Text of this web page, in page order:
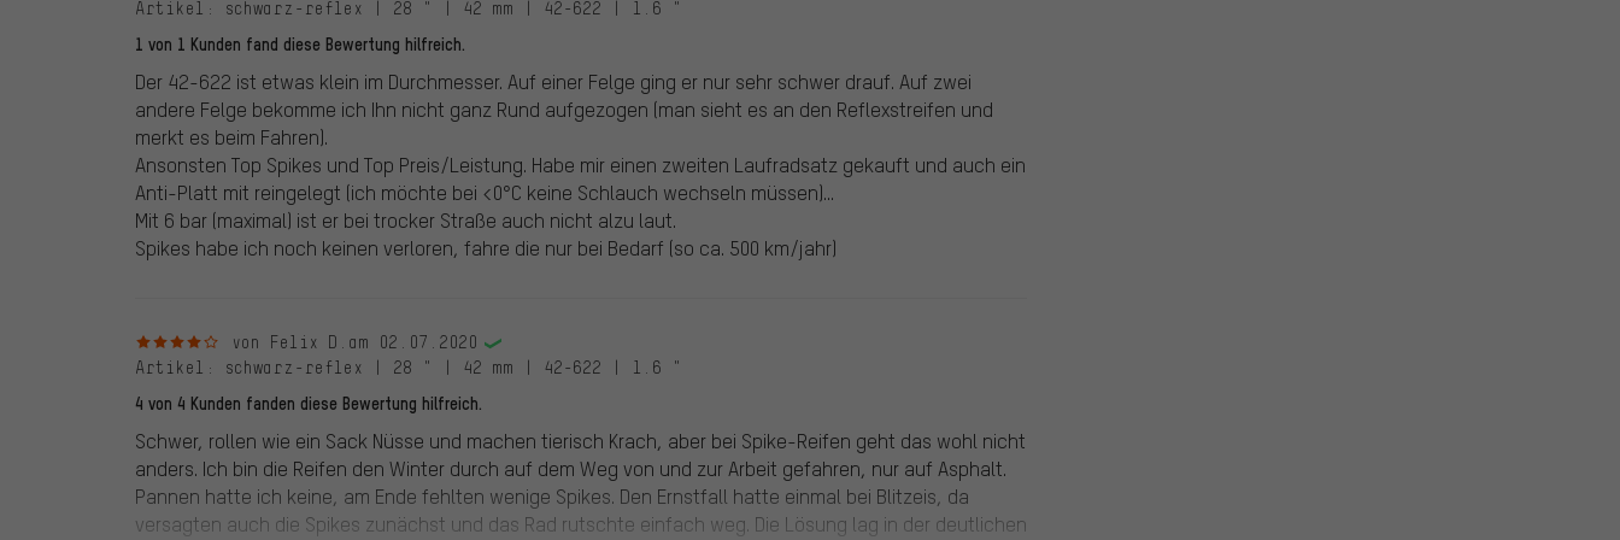
Artikel : schwarz-reflex | 28 " | 42 mm | 42-622 | 1.6 "
1 von 1 Kunden fand diese Bewertung hilfreich.
Der 42-622 ist etwas klein im Durchmesser. Auf einer Felge ging er nur sehr schwer drauf. Auf zwei
andere Felge bekomme ich Ihn nicht ganz Rund aufgezogen (man sieht es an den Reflexstreifen und
merkt es beim Fahren).
Ansonsten Top Spikes und Top Preis/Leistung. Habe mir einen zweiten Laufradsatz gekauft und auch ein
Anti-Platt mit reingelegt (ich möchte bei <0°C keine Schlauch wechseln müssen)...
Mit 6 bar (maximal) ist er bei trocker Straße auch nicht alzu laut.
Spikes habe ich noch keinen verloren, fahre die nur bei Bedarf (so ca. 500 km/jahr)
4 von 5 Sternenvon Felix D. am 02.07.2020
Artikel : schwarz-reflex | 28 " | 42 mm | 42-622 | 1.6 "
4 von 4 Kunden fanden diese Bewertung hilfreich.
Schwer, rollen wie ein Sack Nüsse und machen tierisch Krach, aber bei Spike-Reifen geht das wohl nicht
anders. Ich bin die Reifen den Winter durch auf dem Weg von und zur Arbeit gefahren, nur auf Asphalt.
Pannen hatte ich keine, am Ende fehlten wenige Spikes. Den Ernstfall hatte einmal bei Blitzeis, da
versagten auch die Spikes zunächst und das Rad rutschte einfach weg. Die Lösung lag in der deutlichen